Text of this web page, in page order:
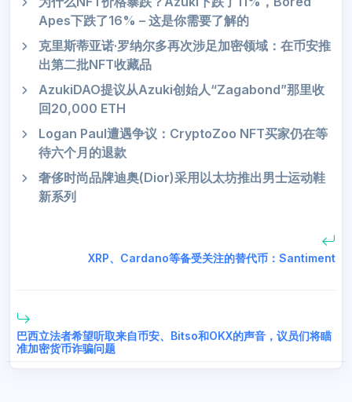
Apes下跌了16% – 这是你需要了解的
克里斯蒂亚诺·罗纳尔多再次涉足加密领域：在币安推
出第二批NFT收藏品
AzukiDAO提议从Azuki创始人“Zagabond”那里收
回20,000 ETH
Logan Paul遭遇争议：CryptoZoo NFT买家仍在等
待六个月的退款
奢侈时尚品牌迪奥(Dior)采用以太坊推出男士运动鞋
新系列
XRP、Cardano等备受关注的替代币：Santiment
巴西立法者希望听取来自币安、Bitso和OKX的声音，议员们将瞄
准加密货币诈骗问题